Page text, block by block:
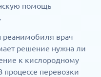
помощь
врач
решение нужна ли
к кислородному
процессе перевозки